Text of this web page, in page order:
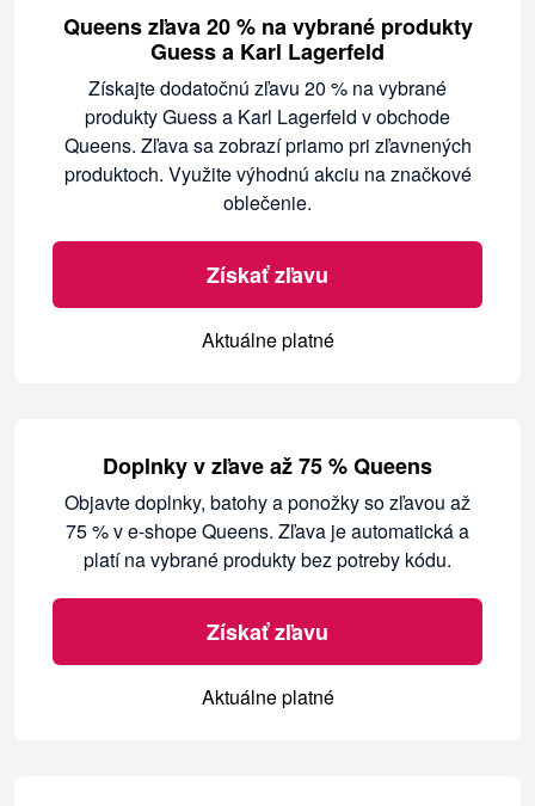
Queens zľava 20 % na vybrané produkty
Guess a Karl Lagerfeld
Získajte dodatočnú zľavu 20 % na vybrané
produkty Guess a Karl Lagerfeld v obchode
Queens. Zľava sa zobrazí priamo pri zľavnených
produktoch. Využite výhodnú akciu na značkové
oblečenie.
Získať zľavu
Aktuálne platné
Doplnky v zľave až 75 % Queens
Objavte doplnky, batohy a ponožky so zľavou až
75 % v e-shope Queens. Zľava je automatická a
platí na vybrané produkty bez potreby kódu.
Získať zľavu
Aktuálne platné